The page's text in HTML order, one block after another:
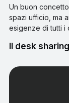
Un buon
spazi ufficio, ma
esigenze di tutti i
Il desk